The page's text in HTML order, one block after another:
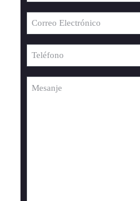
Nombre
Apellido
Correo
Electrónico(Required)
Teléfono (Required)
Mensaje